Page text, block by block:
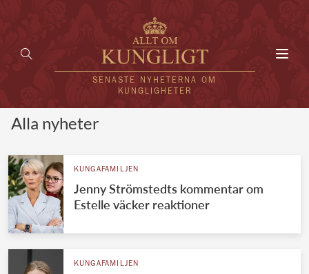
SENASTE NYHETERNA OM
KUNGLIGHETER
KUNGAFAMILJEN
UTLÄNDSKT
VÄRLDENS KUNGAHUS
Alla nyheter
KUNGAFAMILJEN
Jenny Strömstedts kommentar om
Estelle väcker reaktioner
KUNGAFAMILJEN